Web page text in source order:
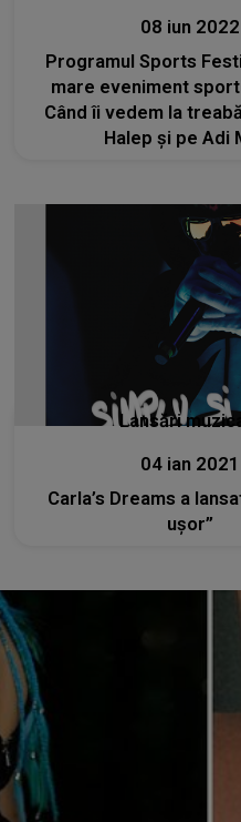
08 iun 2022
Programul Sports
mare eveniment
Când îi vedem la
Halep şi pe Adi
Lansări
04 ian 2021
Carla’s Dreams a
ușor”